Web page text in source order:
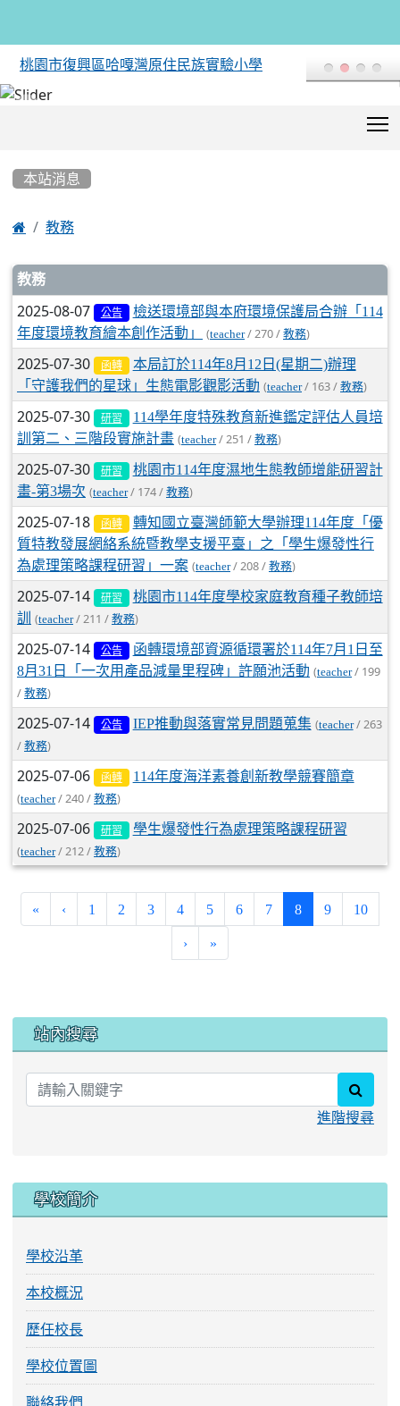
桃園市復興區哈嘎灣原住民族實驗小學
本站消息
 教務
文章列表
教務
2025-08-07 公告
檢送環境部與本府環境保護局合辦「114
年度環境教育繪本創作活動」
(teacher/ 270 / 教務)
2025-07-30 函轉
本局訂於114年8月12日(星期二)辦理
「守護我們的星球」生態電影觀影活動 (teacher/ 163 / 教務)
2025-07-30 研習
114學年度特殊教育新進鑑定評估人員培
訓第二、三階段實施計畫 (teacher/ 251 / 教務)
2025-07-30 研習
桃園市114年度濕地生態教師增能研習計
畫-第3場次 (teacher/ 174 / 教務)
2025-07-18 函轉
轉知國立臺灣師範大學辦理114年度「優
質特教發展網絡系統暨教學支援平臺」之「學生爆發性行
為處理策略課程研習」一案 (teacher/ 208 / 教務)
2025-07-14 研習
桃園市114年度學校家庭教育種子教師培
訓
(teacher/ 211 / 教務)
2025-07-14 公告
函轉環境部資源循環署於114年7月1日至
8月31日「一次用產品減量里程碑」許願池活動 (teacher/ 199
/ 教務)
2025-07-14 公告 IEP推動與落實常見問題蒐集 (teacher/ 263
/ 教務)
2025-07-06 函轉 114年度海洋素養創新教學競賽簡章
(teacher/ 240 / 教務)
2025-07-06 研習 學生爆發性行為處理策略課程研習
(teacher/ 212 / 教務)
« ‹ 1 2 3 4 5 6 7 8(current)
9 10
› »
站內搜尋
進階搜尋
學校簡介
學校沿革
本校概況
歷任校長
學校位置圖
聯絡我們